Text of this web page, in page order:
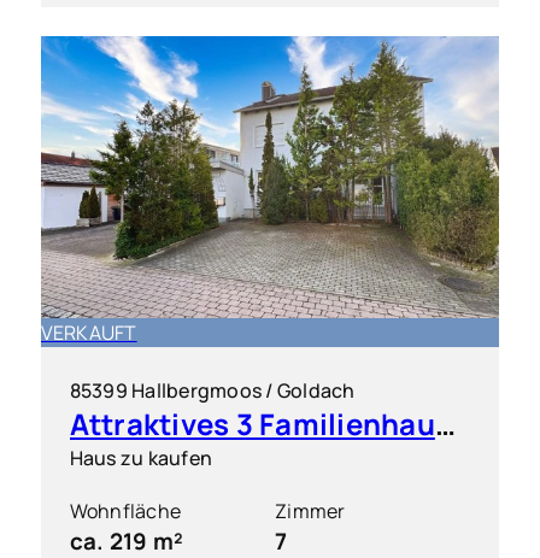
VERKAUFT
85399 Hallbergmoos / Goldach
Attraktives 3 Familienhaus in ruhiger Lage
Haus zu kaufen
Wohnfläche
ca. 219 m²
Zimmer
7